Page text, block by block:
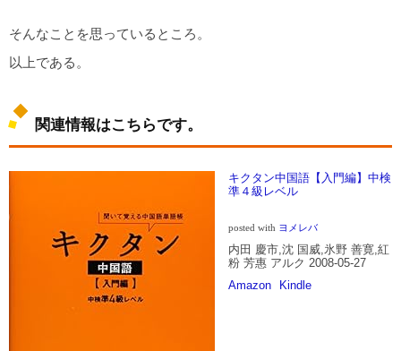
そんなことを思っているところ。
以上である。
関連情報はこちらです。
キクタン中国語【入門編】中検
準４級レベル
posted with ヨメレバ
内田 慶市,沈 国威,氷野 善寛,紅
粉 芳惠 アルク 2008-05-27
Amazon
Kindle